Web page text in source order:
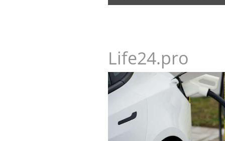
Blazar NAC 3.0
Life24.pro